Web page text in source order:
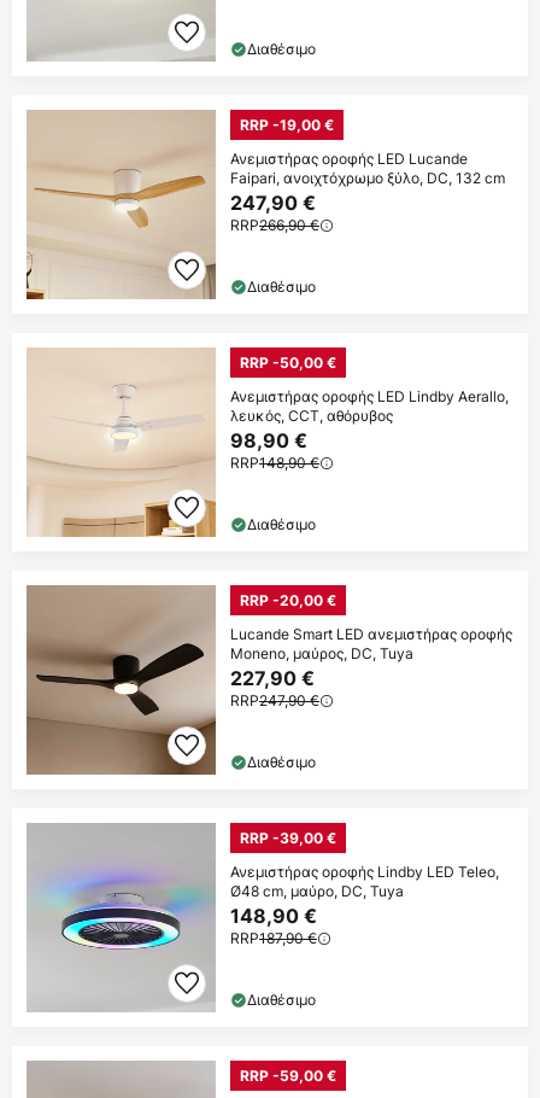
Διαθέσιμο
RRP -19,00 €
Ανεμιστήρας οροφής LED Lucande
Faipari, ανοιχτόχρωμο ξύλο, DC, 132 cm
247,90 €
RRP266,90 €
Διαθέσιμο
RRP -50,00 €
Ανεμιστήρας οροφής LED Lindby Aerallo,
λευκός, CCT, αθόρυβος
98,90 €
RRP148,90 €
Διαθέσιμο
RRP -20,00 €
Lucande Smart LED ανεμιστήρας οροφής
Moneno, μαύρος, DC, Tuya
227,90 €
RRP247,90 €
Διαθέσιμο
RRP -39,00 €
Ανεμιστήρας οροφής Lindby LED Teleo,
Ø48 cm, μαύρο, DC, Tuya
148,90 €
RRP187,90 €
Διαθέσιμο
RRP -59,00 €